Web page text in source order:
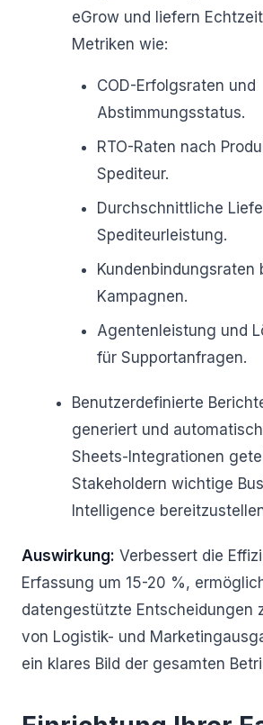
eGrow und liefern
Metriken wie:
COD-Erfolgsraten und
Abstimmungsstatus.
RTO-Raten nach
Spediteur.
Durchschnittliche
Spediteurleistung.
Kundenbindungsraten
Kampagnen.
Agentenleistung und
für Supportanfragen.
Benutzerdefinierte
generiert und
Sheets-Integrationen
Stakeholdern wichtige
Intelligence
Auswirkung: Verbessert die
Erfassung um 15-20 %,
datengestützte Entscheidungen
von Logistik- und
ein klares Bild der gesamten